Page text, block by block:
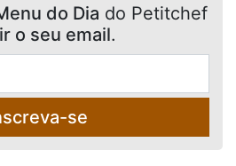
do Dia do Petitchef
o seu email.
se